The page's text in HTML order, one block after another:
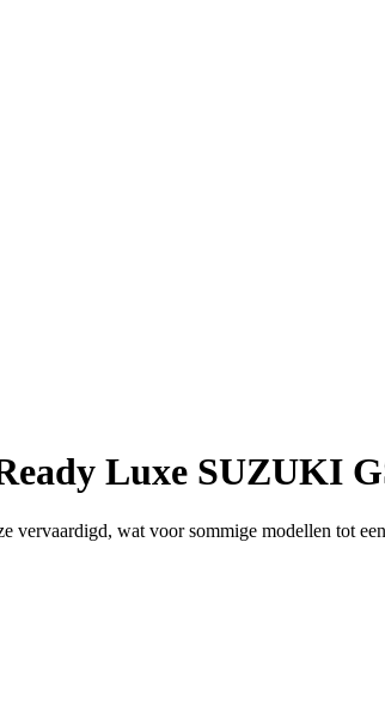
Luxe SUZUKI
wat voor sommige modellen tot